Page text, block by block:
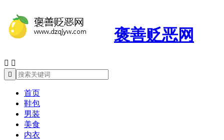
褒善贬恶网
 

首页
鞋包
男装
美食
内衣